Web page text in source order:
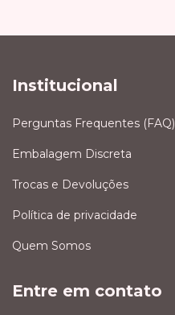
Institucional
Perguntas Frequentes (FAQ)
Embalagem Discreta
Trocas e Devoluções
Política de privacidade
Quem Somos
Entre em contato